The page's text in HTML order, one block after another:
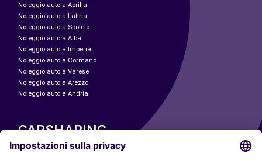
Noleggio auto a Aprilia
Noleggio auto a Latina
Noleggio auto a Spoleto
Noleggio auto a Alba
Noleggio auto a Imperia
Noleggio auto a Cormano
Noleggio auto a Varese
Noleggio auto a Arezzo
Noleggio auto a Andria
CARSHARING
LE NOSTRE CITTÀ